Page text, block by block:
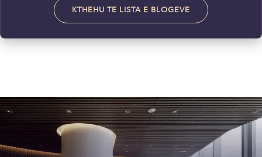
KTHEHU TE LISTA E BLOGEVE